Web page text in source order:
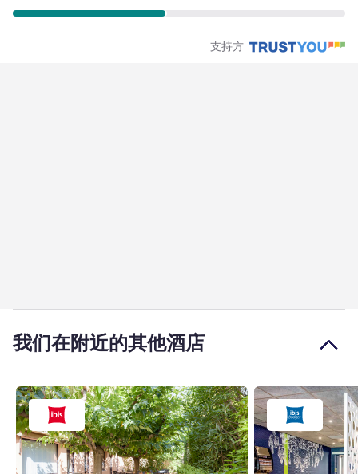
支持方
我们在附近的其他酒店